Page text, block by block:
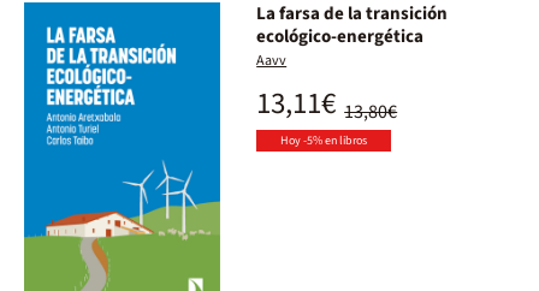
La farsa de la transición
ecológico-energética
Aavv
13,80€
13,11€
Hoy -5% en libros